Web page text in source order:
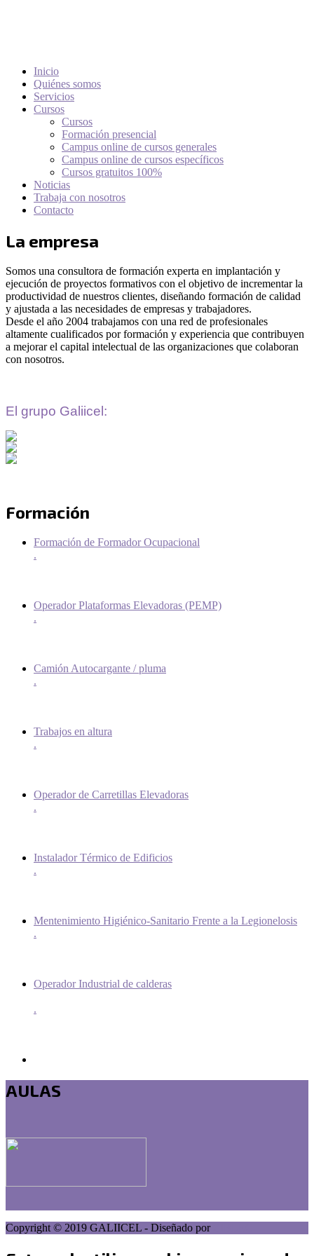
Inicio
Quiénes somos
Servicios
Cursos
Cursos
Formación presencial
Campus online de cursos generales
Campus online de cursos específicos
Cursos gratuitos 100%
Noticias
Trabaja con nosotros
Contacto
La empresa
Somos una consultora de formación experta en implantación y
ejecución de proyectos formativos con el objetivo de incrementar la
productividad de nuestros clientes, diseñando formación de calidad
y ajustada a las necesidades de empresas y trabajadores.
Desde el año 2004 trabajamos con una red de profesionales
altamente cualificados por formación y experiencia que contribuyen
a mejorar el capital intelectual de las organizaciones que colaboran
con nosotros.
El grupo Galiicel:
Formación
Formación de Formador Ocupacional
.
Operador Plataformas Elevadoras (PEMP)
.
Camión Autocargante / pluma
.
Trabajos en altura
.
Operador de Carretillas Elevadoras
.
Instalador Térmico de Edificios
.
Mentenimiento Higiénico-Sanitario Frente a la Legionelosis
.
Operador Industrial de calderas
.
AULAS
Copyright © 2019 GALIICEL - Diseñado por